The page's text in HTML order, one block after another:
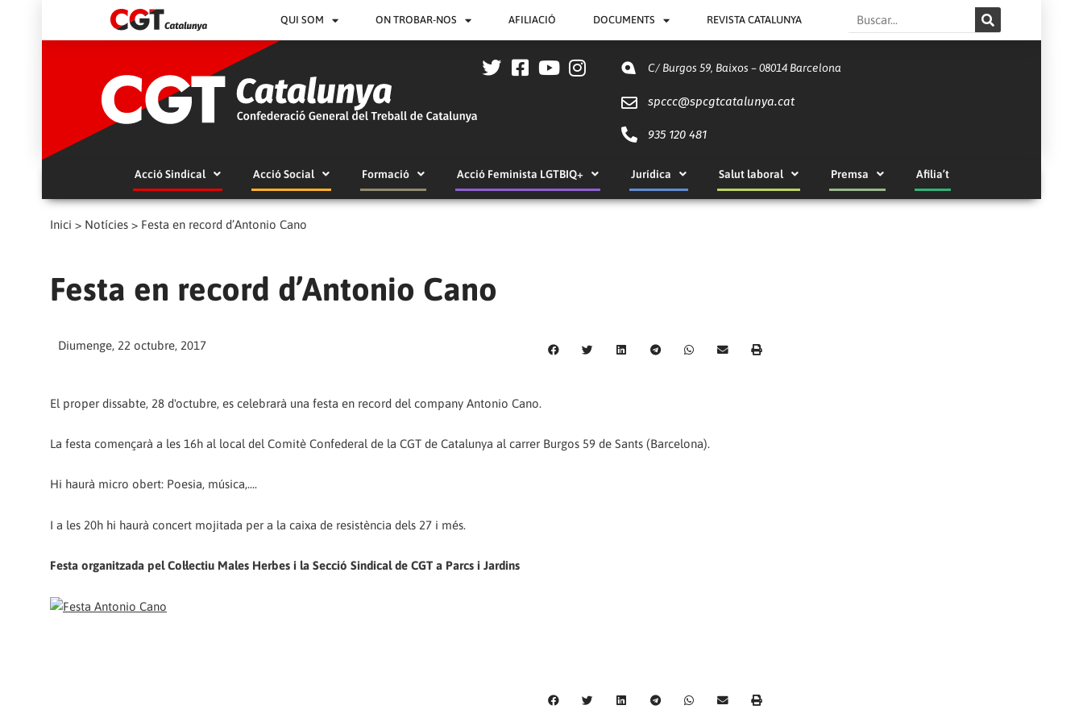
QUI SOM ON TROBAR-NOS AFILIACIÓ DOCUMENTS REVISTA CATALUNYA Search
C/ Burgos 59, Baixos – 08014 Barcelona
spccc@spcgtcatalunya.cat
935 120 481
Acció Sindical Acció Social Formació Acció Feminista LGTBIQ+ Jurídica Salut laboral Premsa Afilia’t
Inici > Notícies > Festa en record d’Antonio Cano
Festa en record d’Antonio Cano
Diumenge, 22 octubre, 2017
El proper dissabte, 28 d'octubre, es celebrarà una festa en record del company Antonio Cano.
La festa començarà a les 16h al local del Comitè Confederal de la CGT de Catalunya al carrer Burgos 59 de Sants (Barcelona).
Hi haurà micro obert: Poesia, música,....
I a les 20h hi haurà concert mojitada per a la caixa de resistència dels 27 i més.
Festa organitzada pel Col·lectiu Males Herbes i la Secció Sindical de CGT a Parcs i Jardins